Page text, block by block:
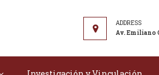
"Juan Montalvo"
Av. Emiliano